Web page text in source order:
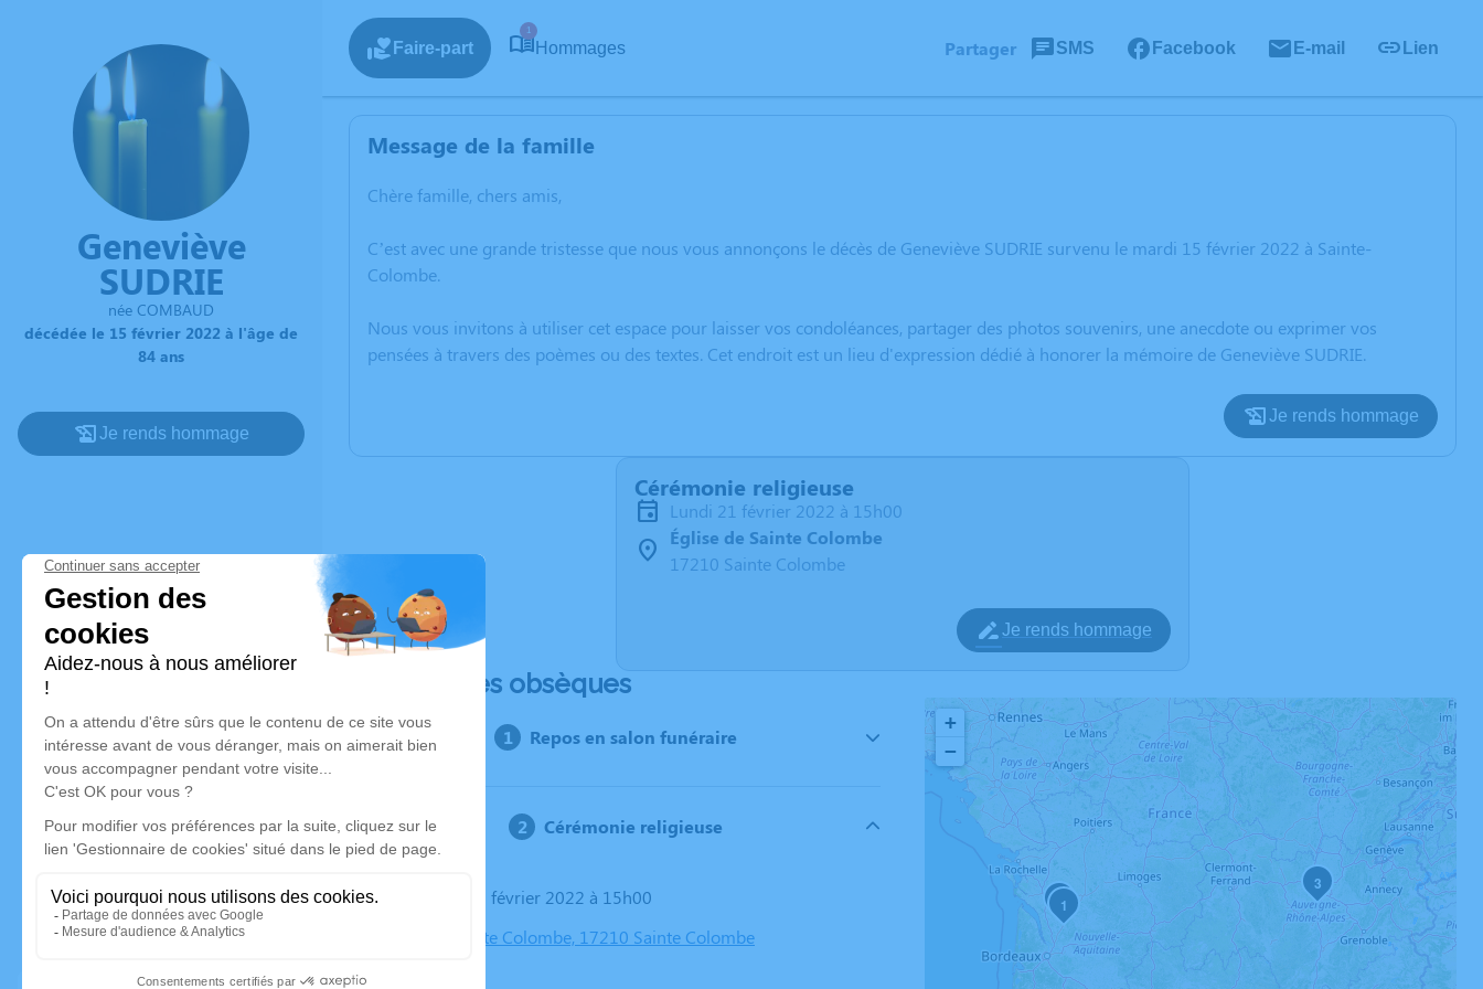
Geneviève
SUDRIE
née COMBAUD
décédée le 15 février 2022 à l'âge de
84 ans
Je rends hommage
Faire-part
1
Hommages Partager SMS Facebook E-mail Lien
Message de la famille
Chère famille, chers amis,
C’est avec une grande tristesse que nous vous annonçons le décès de Geneviève SUDRIE survenu le mardi 15 février 2022 à Sainte-
Colombe.
Nous vous invitons à utiliser cet espace pour laisser vos condoléances, partager des photos souvenirs, une anecdote ou exprimer vos
pensées à travers des poèmes ou des textes. Cet endroit est un lieu d'expression dédié à honorer la mémoire de Geneviève SUDRIE.
Je rends hommage
Cérémonie religieuse
lundi 21 février 2022 à 15h00
Église de Sainte Colombe
17210 Sainte Colombe
Je rends hommage
Déroulé des obsèques
Repos en salon funéraire
Cérémonie religieuse
Le lundi 21 février 2022 à 15h00
Église Sainte Colombe, 17210 Sainte Colombe
1
2
3
+
−